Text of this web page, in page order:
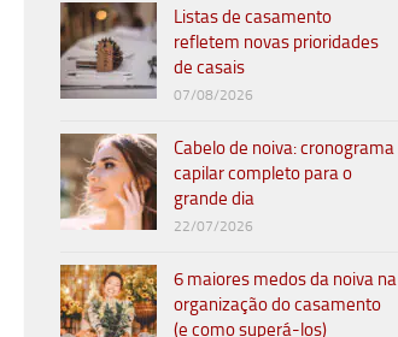
Listas de casamento
refletem novas prioridades
de casais
07/08/2026
Cabelo de noiva: cronograma
capilar completo para o
grande dia
22/07/2026
6 maiores medos da noiva na
organização do casamento
(e como superá-los)